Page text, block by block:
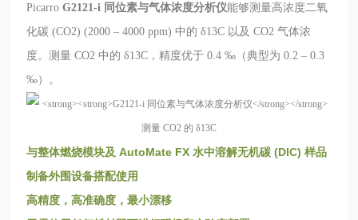
PicarroG2121-i 同位素与气体浓度分析仪能够测量高浓度二氧
化碳 (CO2) (2000 – 4000 ppm) 中的 δ13C 以及 CO2 气体浓
度。测量 CO2 中的 δ13C，精度优于 0.4 ‰（典型为 0.2 – 0.3
‰）。
与整体燃烧模块及 AutoMate FX 水中溶解无机碳 (DIC) 样品
制备外围设备搭配使用
高精度，高准确度，最小漂移